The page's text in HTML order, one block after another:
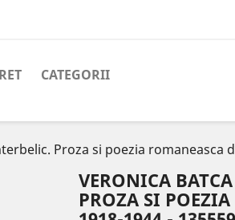
CATEGORII
Proza si poezia romaneasca
VERONICA
PROZA SI